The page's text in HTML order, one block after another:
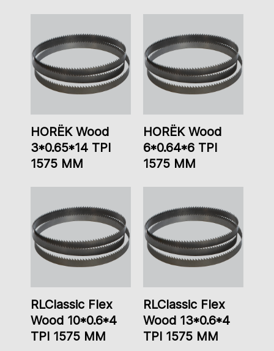
HORЁK Wood
3*0.65*14 TPI
1575 ММ
HORЁK Wood
6*0.64*6 TPI
1575 ММ
RLClassic Flex
Wood 10*0.6*4
TPI 1575 ММ
RLClassic Flex
Wood 13*0.6*4
TPI 1575 ММ